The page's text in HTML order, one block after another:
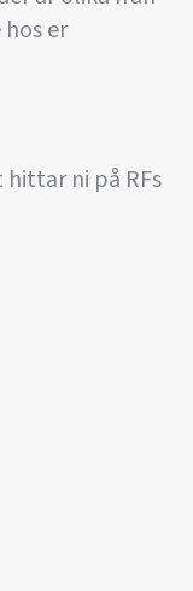
er
ni på RFs